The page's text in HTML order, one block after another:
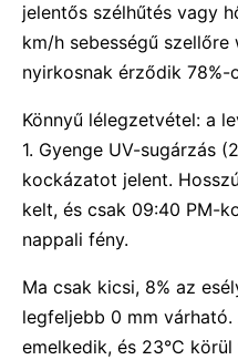
jelentős szélhűtés vagy
km/h sebességű
nyirkosnak érződik
Könnyű lélegzetvétel: a
1. Gyenge UV-sugárzás
kockázatot jelent.
kelt, és csak 09:40 PM-
nappali fény.
Ma csak kicsi, 8% az
legfeljebb 0 mm
emelkedik, és 23°C